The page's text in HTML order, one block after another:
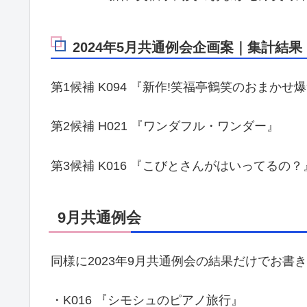
2024年5月共通例会企画案｜集計結果
第1候補 K094 『新作!笑福亭鶴笑のおまかせ爆
第2候補 H021 『ワンダフル・ワンダー』
第3候補 K016 『こびとさんがはいってるの？
9月共通例会
同様に2023年9月共通例会の結果だけでお書き
・K016 『シモシュのピアノ旅行』